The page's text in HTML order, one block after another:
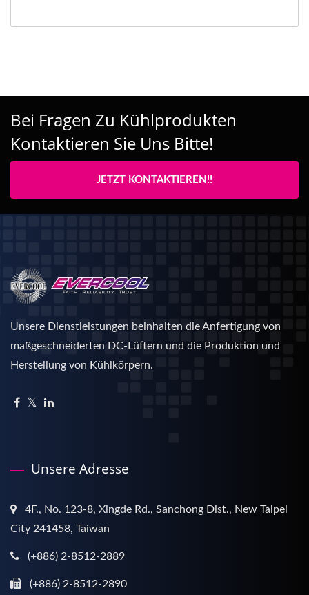
Bei Fragen Zu Kühlprodukten
Kontaktieren Sie Uns Bitte!
JETZT KONTAKTIEREN!!
Unsere Dienstleistungen beinhalten die Anfertigung von
maßgeschneiderten DC-Lüftern und die Produktion und
Herstellung von Kühlkörpern.
Unsere Adresse
4F., No. 123-8, Xingde Rd., Sanchong Dist., New Taipei
City 241458, Taiwan
(+886) 2-8512-2889
(+886) 2-8512-2890